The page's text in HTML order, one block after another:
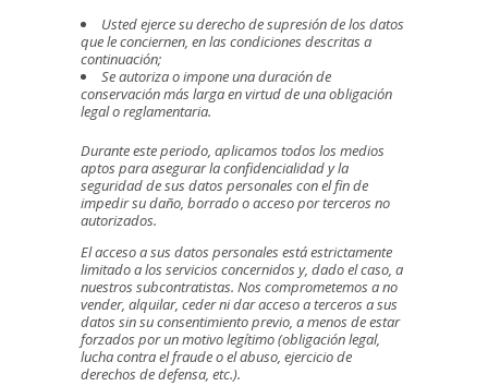
Usted ejerce su derecho de supresión de los datos
que le conciernen, en las condiciones descritas a
continuación;
Se autoriza o impone una duración de
conservación más larga en virtud de una obligación
legal o reglamentaria.
Durante este periodo, aplicamos todos los medios
aptos para asegurar la confidencialidad y la
seguridad de sus datos personales con el fin de
impedir su daño, borrado o acceso por terceros no
autorizados.
El acceso a sus datos personales está estrictamente
limitado a los servicios concernidos y, dado el caso, a
nuestros subcontratistas. Nos comprometemos a no
vender, alquilar, ceder ni dar acceso a terceros a sus
datos sin su consentimiento previo, a menos de estar
forzados por un motivo legítimo (obligación legal,
lucha contra el fraude o el abuso, ejercicio de
derechos de defensa, etc.).